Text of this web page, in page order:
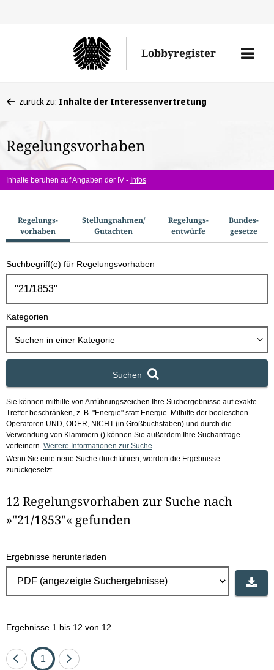
den
Lobbyregister
Menü
befinden
hier:
zurück zu: Inhalte der Interessenvertretung
Regelungsvorhaben
Inhalte beruhen auf Angaben der IV - Infos
u
c
h
o
Regelungs­
vorhaben
Stellungnahmen/​
Gutachten
Regelungs­
entwürfe
Bundes­
gesetze
Suchbegriff(e) für Regelungsvorhaben
Kategorien
Suchen in einer Kategorie
Suchen
Sie können mithilfe von Anführungszeichen Ihre Suchergebnisse auf exakte
Treffer beschränken, z. B. "Energie" statt Energie. Mithilfe der booleschen
Operatoren UND, ODER, NICHT (in Großbuchstaben) und durch die
Verwendung von Klammern () können Sie außerdem Ihre Suchanfrage
verfeinern. Weitere Informationen zur Suche
Wenn Sie eine neue Suche durchführen, werden die Ergebnisse
zurückgesetzt.
12 Regelungsvorhaben zur Suche nach
»"21/1853"« gefunden
Ergebnisse herunterladen
Ergebnisse 1 bis 12 von 12
EineSeite
1
Eine